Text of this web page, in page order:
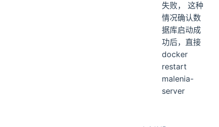
失败， 这种
情况确认数
据库启动成
功后，直接
docker
restart
malenia-
server